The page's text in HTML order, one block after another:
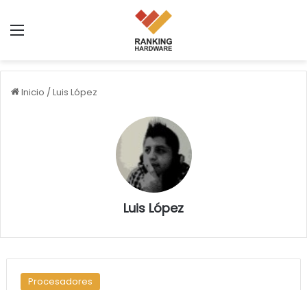
Inicio /Luis López
Luis López
Procesadores